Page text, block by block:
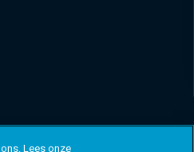
No. B 110242 and/or
Lees onze